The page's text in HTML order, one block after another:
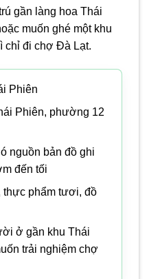
gần làng hoa Thái
muốn ghé một khu
chỉ đi chợ Đà Lạt.
Phiên
Phiên, phường 12
nguồn bản đồ ghi
đến tối
thực phẩm tươi, đồ
ở gần khu Thái
trải nghiệm chợ